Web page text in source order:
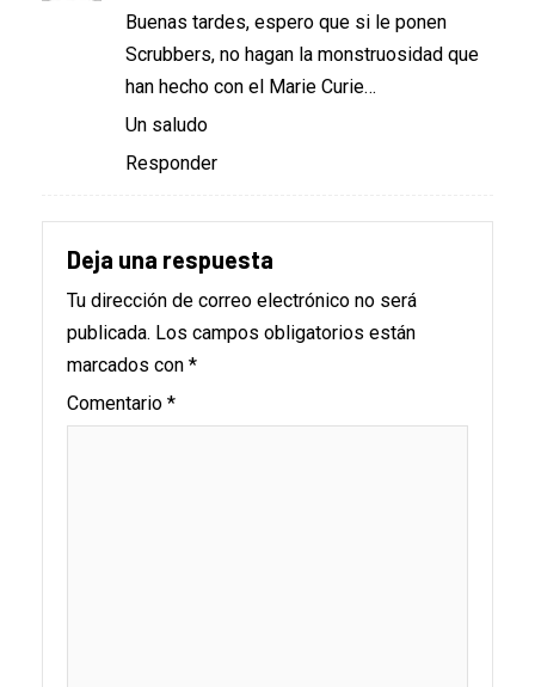
Buenas tardes, espero que si le ponen
Scrubbers, no hagan la monstruosidad que
han hecho con el Marie Curie…
Un saludo
Responder
Deja una respuesta
Tu dirección de correo electrónico no será
publicada. Los campos obligatorios están
marcados con *
Comentario *